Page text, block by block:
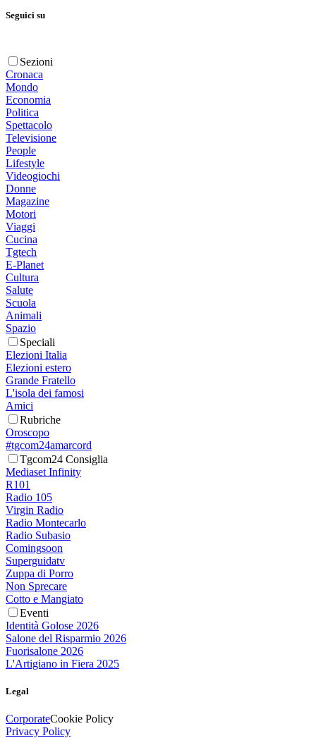
Seguici su
Sezioni
Cronaca
Mondo
Economia
Politica
Spettacolo
Televisione
People
Lifestyle
Videogiochi
Donne
Magazine
Motori
Viaggi
Cucina
Tgtech
E-Planet
Cultura
Salute
Scuola
Animali
Spazio
Speciali
Elezioni Italia
Elezioni estero
Grande Fratello
L'isola dei famosi
Amici
Rubriche
Oroscopo
#tgcom24amarcord
Tgcom24 Consiglia
Mediaset Infinity
R101
Radio 105
Virgin Radio
Radio Montecarlo
Radio Subasio
Comingsoon
Superguidatv
Zuppa di Porro
Non Sprecare
Cotto e Mangiato
Eventi
Identità Golose 2026
Salone del Risparmio 2026
Fuorisalone 2026
L'Artigiano in Fiera 2025
Legal
CorporateCookie Policy
Privacy Policy